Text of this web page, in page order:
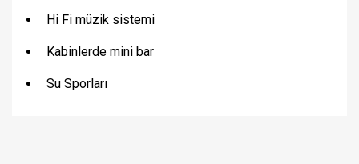
Hi Fi müzik sistemi
Kabinlerde mini bar
Su Sporları